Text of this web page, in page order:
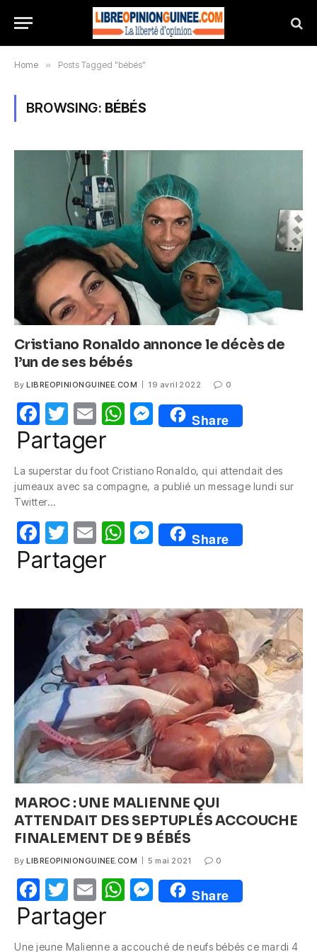
Home » Posts Tagged "bébés"
BROWSING: BÉBÉS
Cristiano Ronaldo annonce le décès de
l’un de ses bébés
By LIBREOPINIONGUINEE.COM 19 avril 2022 0
F
a
e
b
o
o
k
T
w
itt
er
E
m
W
s
p
p
M
e
e
g
er
Share
Partager
La superstar du foot Cristiano Ronaldo, qui attendait des
jumeaux avec sa compagne, a publié un message lundi sur
Twitter…
F
a
b
o
o
k
T
w
itt
E
m
W
A
p
p
M
e
n
g
er
Share
Partager
MAROC : UNE MALIENNE QUI
ATTENDAIT DES SEPTUPLÉS ACCOUCHE
FINALEMENT DE 9 BÉBÉS
By LIBREOPINIONGUINEE.COM 5 mai 2021 0
F
a
T
w
itt
E
m
W M
e
Share
Partager
Une jeune Malienne a accouché de neufs bébés ce mardi 4